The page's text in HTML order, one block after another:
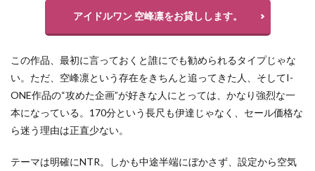
アイドルワン 空峰凛をお貸しします。
この作品、最初に言っておくと誰にでも勧められるタイプじゃな
い。ただ、空峰凛という存在をきちんと追ってきた人、そしてI-
ONE作品の“攻めた企画”が好きな人にとっては、かなり強烈な一
本になっている。170分という長尺も伊達じゃなく、セール価格な
ら迷う理由は正直少ない。
テーマは明確にNTR。しかも中途半端にぼかさず、設定から空気